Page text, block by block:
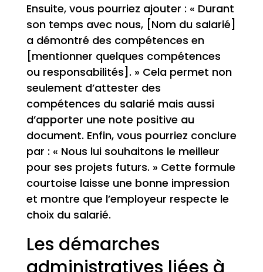
Ensuite, vous pourriez ajouter : « Durant
son temps avec nous, [Nom du salarié]
a démontré des compétences en
[mentionner quelques compétences
ou responsabilités]. » Cela permet non
seulement d’attester des
compétences du salarié mais aussi
d’apporter une note positive au
document. Enfin, vous pourriez conclure
par : « Nous lui souhaitons le meilleur
pour ses projets futurs. » Cette formule
courtoise laisse une bonne impression
et montre que l’employeur respecte le
choix du salarié.
Les démarches